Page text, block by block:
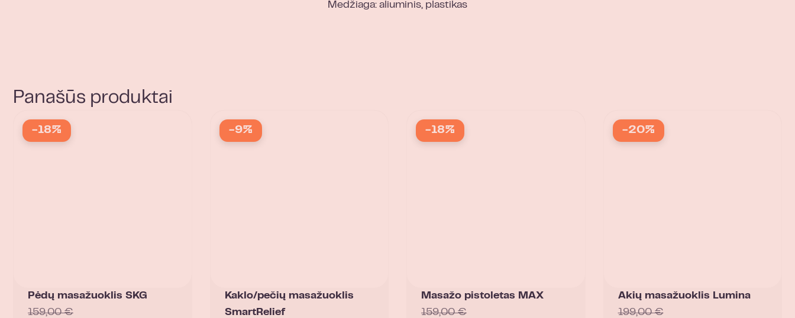
Medžiaga: aliuminis, plastikas
Panašūs produktai
-18%
Pėdų masažuoklis SKG
159,00€
-9%
Kaklo/pečių masažuoklis
SmartRelief
-18%
Masažo pistoletas MAX
159,00€
-20%
Akių masažuoklis Lumina
199,00€